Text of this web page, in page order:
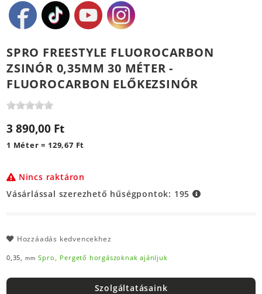
SPRO FREESTYLE FLUOROCARBON
ZSINÓR 0,35MM 30 MÉTER -
FLUOROCARBON ELŐKEZSINÓR
3 890,00 Ft
1 Méter = 129,67 Ft
Nincs raktáron
Vásárlással szerezhető hűségpontok: 195
Hozzáadás kedvencekhez
0,35, mm Spro, Pergető horgászoknak ajánljuk
Szolgáltatásaink